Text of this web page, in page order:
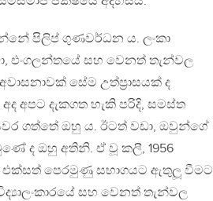
පිලිප් ගුණවර්ධන ය. ලංකා
එංගලන්තයේ සහ වෙනත් තැන්වල
සේම උත්ප‍්‍රාසයක් ද
අපට දැකගත හැකි පරිදි, සමස්ත
ගත්තේ ඔහු ය. ඊටත් වඩා, ඔවුන්ගේ
ද ඔහු අතිනි. ඒ වූ කලී, 1956
පෙරමුණු සභාගයට ඇතුලූ වීමට
සහ වෙනත් තැන්වල